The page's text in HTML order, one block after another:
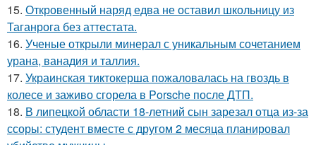
15. Откровенный наряд едва не оставил школьницу из
Таганрога без аттестата.
16. Ученые открыли минерал с уникальным сочетанием
урана, ванадия и таллия.
17. Украинская тиктокерша пожаловалась на гвоздь в
колесе и заживо сгорела в Porsche после ДТП.
18. В липецкой области 18-летний сын зарезал отца из-за
ссоры: студент вместе с другом 2 месяца планировал